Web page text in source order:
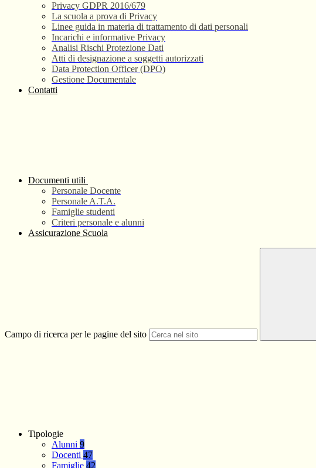
Privacy GDPR 2016/679
La scuola a prova di Privacy
Linee guida in materia di trattamento di dati personali
Incarichi e informative Privacy
Analisi Rischi Protezione Dati
Atti di designazione a soggetti autorizzati
Data Protection Officer (DPO)
Gestione Documentale
Contatti
Documenti utili
Personale Docente
Personale A.T.A.
Famiglie studenti
Criteri personale e alunni
Assicurazione Scuola
Campo di ricerca per le pagine del sito
Tipologie
Alunni 9
Docenti 47
Famiglie 42